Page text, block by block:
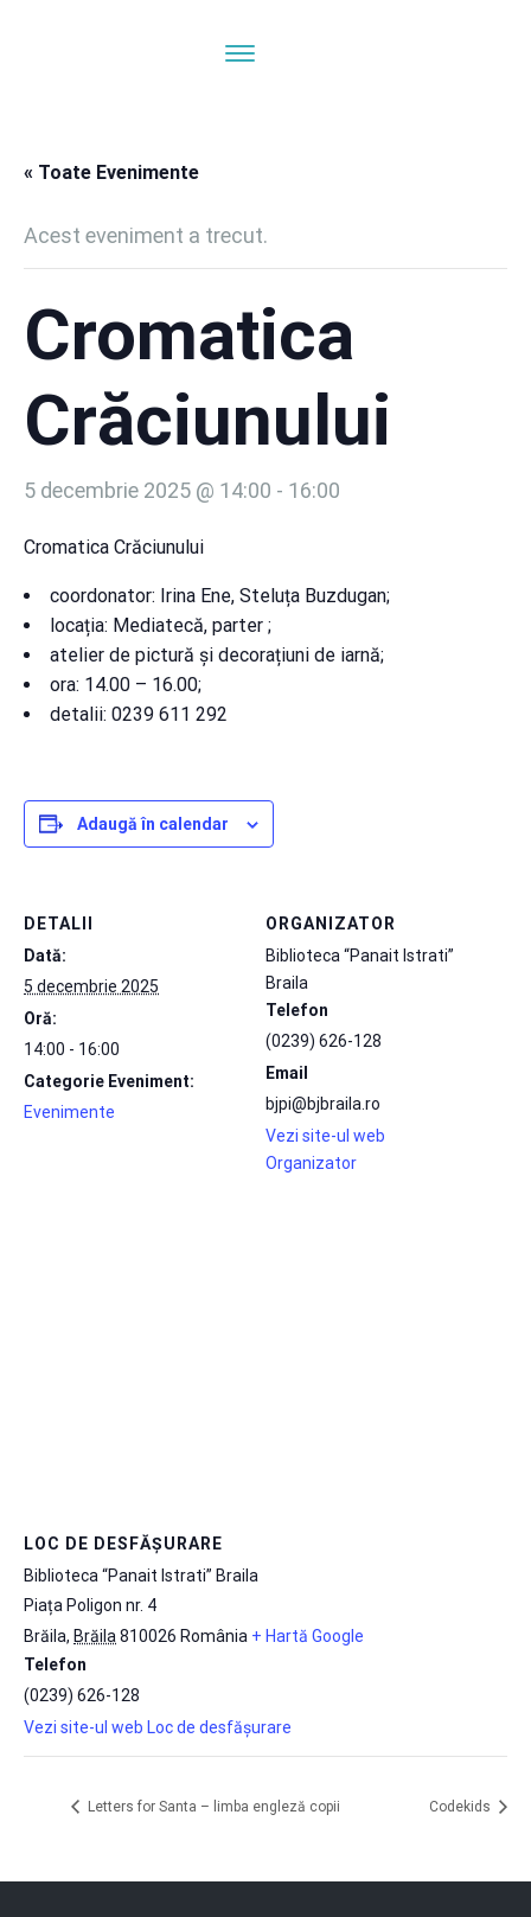
« Toate Evenimente
Acest eveniment a trecut.
Cromatica
Crăciunului
5 decembrie 2025 @ 14:00 - 16:00
Cromatica Crăciunului
coordonator: Irina Ene, Steluța Buzdugan;
locația: Mediatecă, parter ;
atelier de pictură și decorațiuni de iarnă;
ora: 14.00 – 16.00;
detalii: 0239 611 292
Adaugă în calendar
DETALII
Dată:
5 decembrie 2025
Oră:
14:00 - 16:00
Categorie Eveniment:
Evenimente
ORGANIZATOR
Biblioteca “Panait Istrati”
Braila
Telefon
(0239) 626-128
Email
bjpi@bjbraila.ro
Vezi site-ul web
Organizator
LOC DE DESFĂȘURARE
Biblioteca “Panait Istrati” Braila
Piața Poligon nr. 4
Brăila, Brăila 810026 România + Hartă Google
Telefon
(0239) 626-128
Vezi site-ul web Loc de desfășurare
Letters for Santa – limba engleză copii Codekids